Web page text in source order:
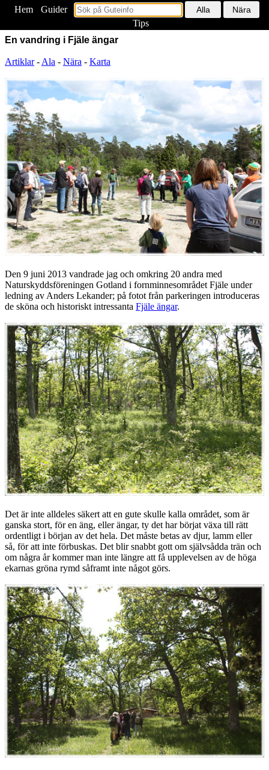
Hem
Guider
Tips
En vandring i Fjäle ängar
Artiklar- Ala - Nära - Karta
Den 9 juni 2013 vandrade jag och omkring 20 andra med
Naturskyddsföreningen Gotland i fornminnesområdet Fjäle under
ledning av Anders Lekander; på fotot från parkeringen introduceras
de sköna och historiskt intressanta Fjäle ängar.
Det är inte alldeles säkert att en gute skulle kalla området, som är
ganska stort, för en äng, eller ängar, ty det har börjat växa till rätt
ordentligt i början av det hela. Det måste betas av djur, lamm eller
så, för att inte förbuskas. Det blir snabbt gott om självsådda trän och
om några år kommer man inte längre att få upplevelsen av de höga
ekarnas gröna rymd såframt inte något görs.